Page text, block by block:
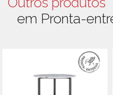
em Pronta-